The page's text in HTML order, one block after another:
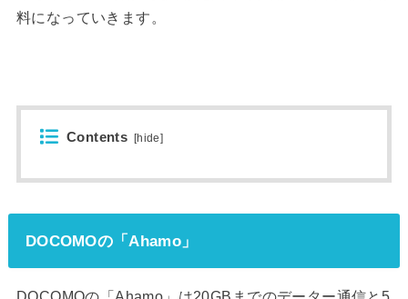
料になっていきます。
Contents [hide]
DOCOMOの「Ahamo」